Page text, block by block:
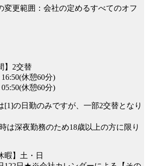
変更範囲：会社の定めるすべてのオフ
】2交替
休憩60分)
休憩60分)
[1]の日勤のみですが、一部2交替となり
は深夜勤務のため18歳以上の方に限り
暇】土・日